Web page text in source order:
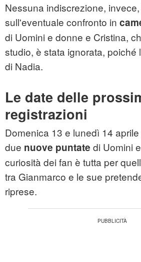
Nessuna indiscrezione,
sull'eventuale confronto in
di Uomini e donne e Cristina,
studio, è stata ignorata, poiché
di Nadia.
Le date delle
registrazioni
Domenica 13 e lunedì 14
due nuove puntate di Uomini
curiosità dei fan è tutta per
tra Gianmarco e le sue
riprese.